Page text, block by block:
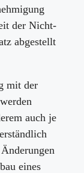
der Nicht-
abgestellt
mit der
auch je
eines